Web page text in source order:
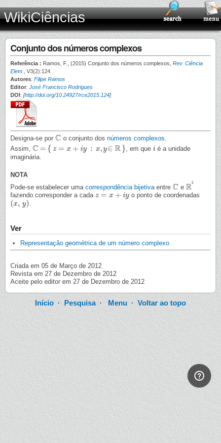
WikiCiências
Conjunto dos números complexos
Referência : Ramos, F., (2015) Conjunto dos números complexos, Rev. Ciência
Elem.
, V3(2):124
Autores: Filipe Ramos
Editor: José Francisco Rodrigues
DOI: [http://doi.org/10.24927/rce2015.124]
Designa-se por C
C o conjunto dos números complexos.
Assim, C = { z = x + iy : x,y∈ R }
C={z = x+ iy: x,y∈ R} , em quei
i é a unidade
imaginária.
NOTA
Pode-se estabelecer uma correspondência bijetivaentre C
C e R2
R2
fazendo corresponder a cada z = x + iy
z=x+iy o ponto de coordenadas
(x, y)
(x,y ) .
Ver
Representação geométrica de um número complexo
Criada em 05 de Março de 2012
Revista em 27 de Dezembro de 2012
Aceite pelo editor em 27 de Dezembro de 2012
Início·Pesquisa·Menu· Voltar ao topo